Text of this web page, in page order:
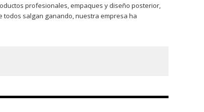
profesionales, empaques y diseño posterior,
todos salgan ganando, nuestra empresa ha